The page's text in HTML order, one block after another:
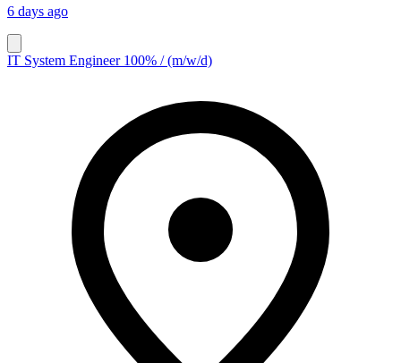
6 days ago
IT System Engineer 100% / (m/w/d)